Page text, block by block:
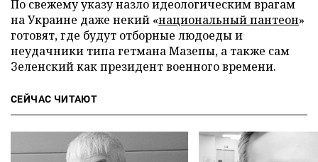
По свежему указу назло идеологическим врагам
на Украине даже некий «национальный пантеон»
готовят, где будут отборные людоеды и
неудачники типа гетмана Мазепы, а также сам
Зеленский как президент военного времени.
СЕЙЧАС ЧИТАЮТ